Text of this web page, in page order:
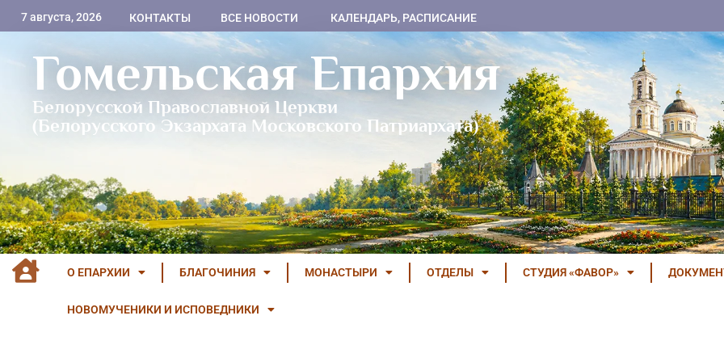
7 августа, 2026 КОНТАКТЫ ВСЕ НОВОСТИ КАЛЕНДАРЬ, РАСПИСАНИЕ
Гомельская Епархия
Белорусской Православной Церкви
(Белорусского Экзархата Московского Патриархата)
О ЕПАРХИИ БЛАГОЧИНИЯ МОНАСТЫРИ ОТДЕЛЫ СТУДИЯ «ФАВОР»
НОВОМУЧЕНИКИ И ИСПОВЕДНИКИ